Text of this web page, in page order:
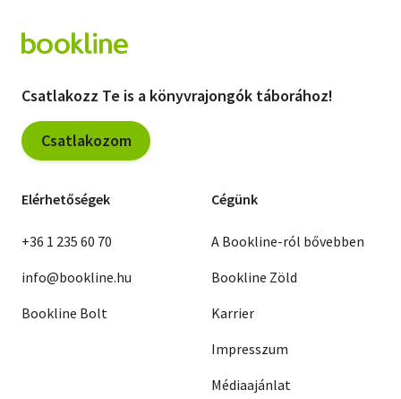
Csatlakozz Te is a könyvrajongók táborához!
Csatlakozom
Elérhetőségek
+36 1 235 60 70
info@bookline.hu
Bookline Bolt
Cégünk
A Bookline-ról bővebben
Bookline Zöld
Karrier
Impresszum
Médiaajánlat